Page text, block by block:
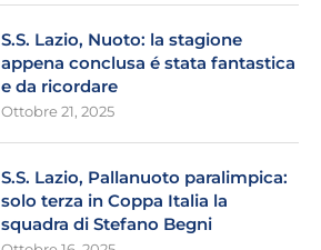
S.S. Lazio, Nuoto: la stagione
appena conclusa é stata fantastica
e da ricordare
Ottobre 21, 2025
S.S. Lazio, Pallanuoto paralimpica:
solo terza in Coppa Italia la
squadra di Stefano Begni